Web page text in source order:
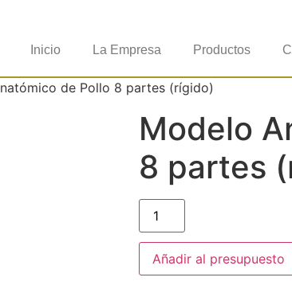
Inicio La Empresa Productos
de Pollo 8 partes (rígido)
Modelo
8 partes
Añadir al presupuesto